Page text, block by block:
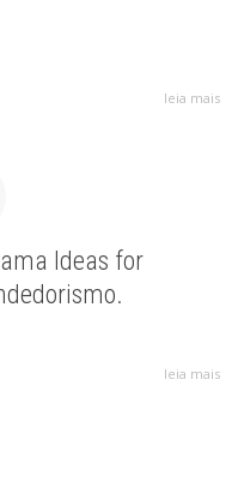
leia mais
Ideas for
leia mais